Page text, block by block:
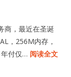
商，最近在圣诞
，256M内存，
年付仅… 阅读全文